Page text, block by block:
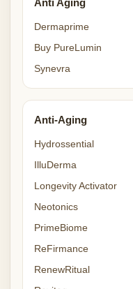
Anti Aging
Dermaprime
Buy PureLumin
Synevra
Anti-Aging
Hydrossential
IlluDerma
Longevity Activator
Neotonics
PrimeBiome
ReFirmance
RenewRitual